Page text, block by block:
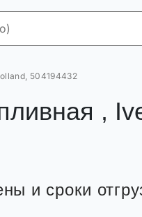
504194432
,
и сроки